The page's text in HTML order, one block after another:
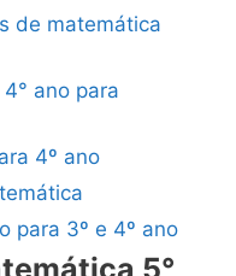
de matemática
ano para
4º ano
para 3º e 4º ano